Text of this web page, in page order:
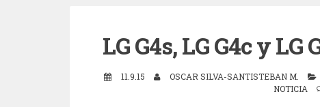
LG G4s, LG G4c y LG
11.9.15 OSCAR SILVA-SANTISTEBAN M.
NOTICIA